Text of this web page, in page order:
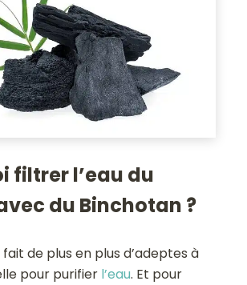
filtrer l’eau du
du Binchotan ?
de plus en plus d’adeptes à
pour purifier l’eau. Et pour